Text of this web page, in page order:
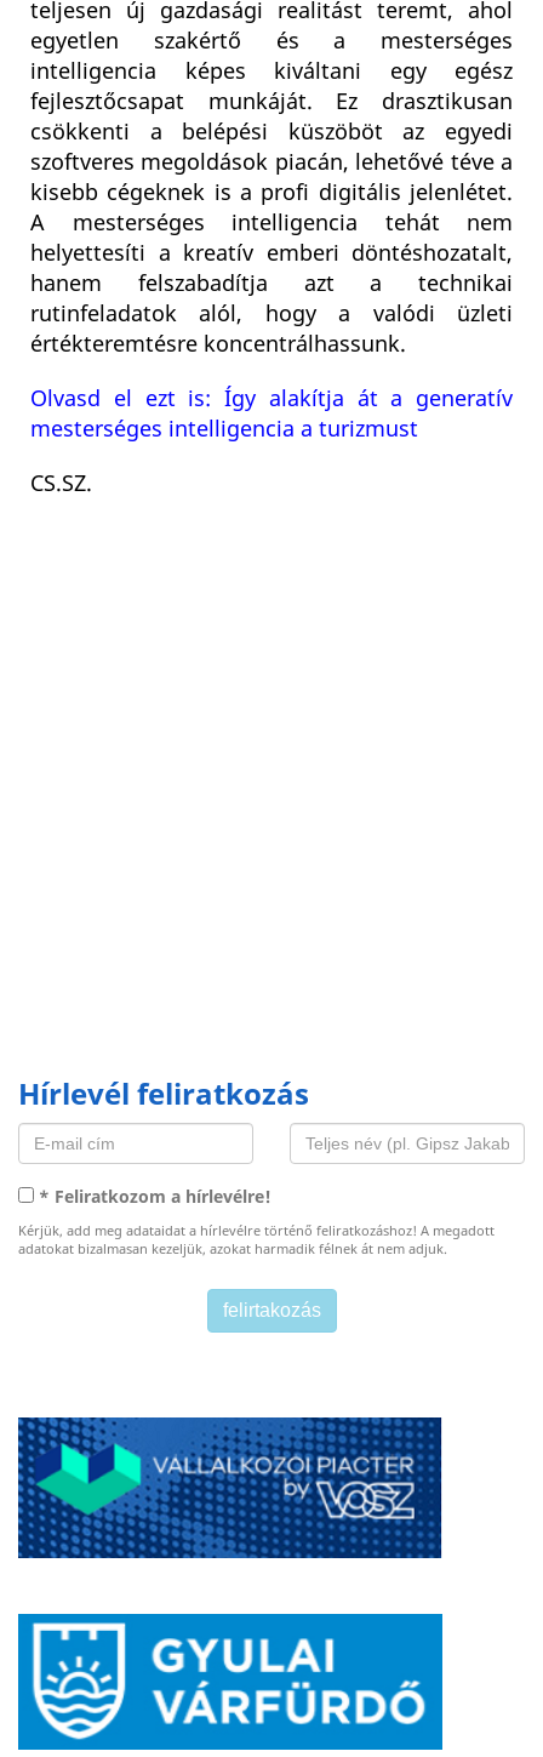
teljesen új gazdasági realitást teremt, ahol
egyetlen szakértő és a mesterséges
intelligencia képes kiváltani egy egész
fejlesztőcsapat munkáját. Ez drasztikusan
csökkenti a belépési küszöböt az egyedi
szoftveres megoldások piacán, lehetővé téve a
kisebb cégeknek is a profi digitális jelenlétet.
A mesterséges intelligencia tehát nem
helyettesíti a kreatív emberi döntéshozatalt,
hanem felszabadítja azt a technikai
rutinfeladatok alól, hogy a valódi üzleti
értékteremtésre koncentrálhassunk.
Olvasd el ezt is: Így alakítja át a generatív
mesterséges intelligencia a turizmust
CS.SZ.
Hírlevél feliratkozás
* Feliratkozom a hírlevélre!
Kérjük, add meg adataidat a hírlevélre történő feliratkozáshoz! A megadott
adatokat bizalmasan kezeljük, azokat harmadik félnek át nem adjuk.